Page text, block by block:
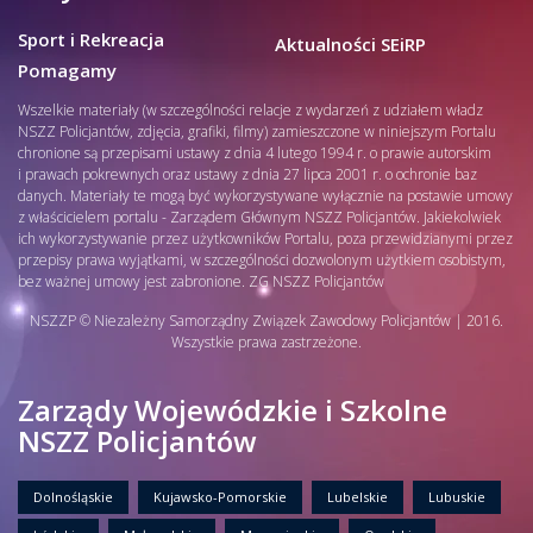
Sport i Rekreacja
Pomagamy
Aktualności SEiRP
Wszelkie materiały (w szczególności relacje z wydarzeń z udziałem władz
NSZZ Policjantów, zdjęcia, grafiki, filmy) zamieszczone w niniejszym Portalu
chronione są przepisami ustawy z dnia 4 lutego 1994 r. o prawie autorskim
i prawach pokrewnych oraz ustawy z dnia 27 lipca 2001 r. o ochronie baz
danych. Materiały te mogą być wykorzystywane wyłącznie na postawie umowy
z właścicielem portalu - Zarządem Głównym NSZZ Policjantów. Jakiekolwiek
ich wykorzystywanie przez użytkowników Portalu, poza przewidzianymi przez
przepisy prawa wyjątkami, w szczególności dozwolonym użytkiem osobistym,
bez ważnej umowy jest zabronione. ZG NSZZ Policjantów
NSZZP © Niezależny Samorządny Związek Zawodowy Policjantów | 2016.
Wszystkie prawa zastrzeżone.
Zarządy Wojewódzkie i Szkolne
NSZZ Policjantów
Dolnośląskie Kujawsko-Pomorskie Lubelskie Lubuskie